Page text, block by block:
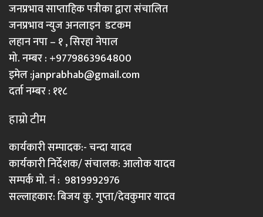
जनप्रभाव साप्ताहिक पत्रीका द्वारा संचालित
जनप्रभाव न्युज अनलाइन डटकम
लहान नपा – १ , सिरहा नेपाल
मो. नम्बर : +9779863964800
इमेल :janprabhab@gmail.com
दर्ता नम्बर : ११८
हाम्रो टीम
कार्यकारी सम्पादक:- चन्दा यादव
कार्यकारी निर्देशक/ संचालक: आलोक यादव
सम्पर्क मो. नं : 9819992976
सल्लाहकार: बिजय कु. गुप्ता/देवकुमार यादव